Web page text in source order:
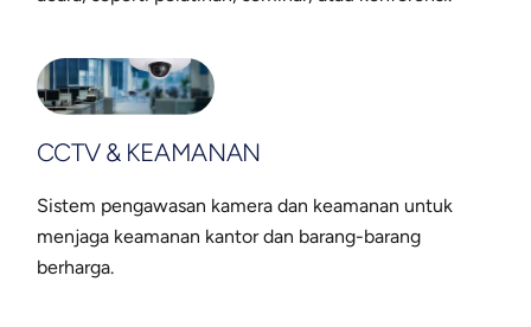
CCTV & KEAMANAN
Sistem pengawasan kamera dan keamanan untuk
menjaga keamanan kantor dan barang-barang
berharga.